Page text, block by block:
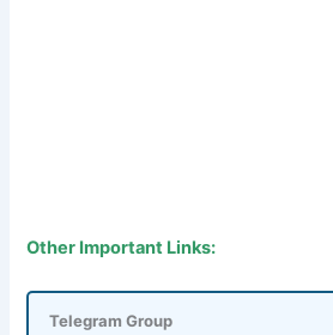
Other Important Links:
Telegram Group